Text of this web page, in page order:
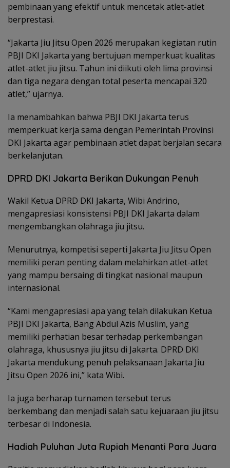
pembinaan yang efektif untuk mencetak atlet-atlet
berprestasi.
“Jakarta Jiu Jitsu Open 2026 merupakan kegiatan rutin
PBJI DKI Jakarta yang bertujuan memperkuat kualitas
atlet-atlet jiu jitsu. Tahun ini diikuti oleh lima provinsi
dan tiga negara dengan total peserta mencapai 320
atlet,” ujarnya.
Ia menambahkan bahwa PBJI DKI Jakarta terus
memperkuat kerja sama dengan Pemerintah Provinsi
DKI Jakarta agar pembinaan atlet dapat berjalan secara
berkelanjutan.
DPRD DKI Jakarta Berikan Dukungan Penuh
Wakil Ketua DPRD DKI Jakarta, Wibi Andrino,
mengapresiasi konsistensi PBJI DKI Jakarta dalam
mengembangkan olahraga jiu jitsu.
Menurutnya, kompetisi seperti Jakarta Jiu Jitsu Open
memiliki peran penting dalam melahirkan atlet-atlet
yang mampu bersaing di tingkat nasional maupun
internasional.
“Kami mengapresiasi apa yang telah dilakukan Ketua
PBJI DKI Jakarta, Bang Abdul Azis Muslim, yang
memiliki perhatian besar terhadap perkembangan
olahraga, khususnya jiu jitsu di Jakarta. DPRD DKI
Jakarta mendukung penuh pelaksanaan Jakarta Jiu
Jitsu Open 2026 ini,” kata Wibi.
Ia juga berharap turnamen tersebut terus
berkembang dan menjadi salah satu kejuaraan jiu jitsu
terbesar di Indonesia.
Hadiah Puluhan Juta Rupiah Menanti Para Juara